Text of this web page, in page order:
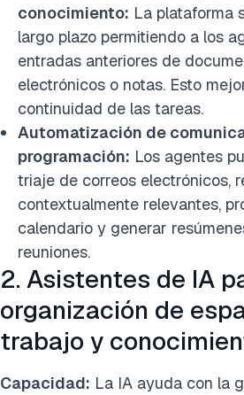
conocimiento: La plataforma
largo plazo permitiendo a los
entradas anteriores de
electrónicos o notas. Esto
continuidad de las tareas.
Automatización de
programación: Los agentes
triaje de correos electrónicos,
contextualmente relevantes,
calendario y generar
reuniones.
2. Asistentes de IA
organización de
trabajo y
Capacidad: La IA ayuda con la